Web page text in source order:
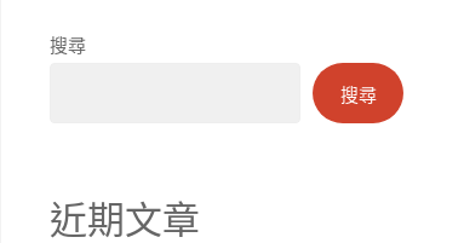
搜尋
搜尋
近期文章